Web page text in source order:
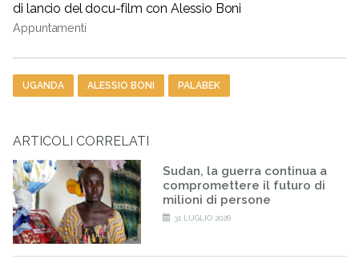
di lancio del docu-film con Alessio Boni
Appuntamenti
Tag
UGANDA ALESSIO BONI PALABEK
ARTICOLI CORRELATI
Sudan, la guerra continua a
compromettere il futuro di
milioni di persone
31 LUGLIO 2026